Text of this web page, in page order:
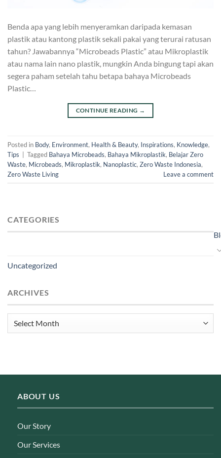
Benda apa yang lebih menyeramkan daripada kemasan
plastik atau kantong plastik sekali pakai yang terurai ratusan
tahun? Jawabannya “Microbeads Plastic” atau Mikroplastik
atau nama lain nano plastik, mungkin Anda bingung tapi akan
segera paham setelah tahu betapa bahaya Microbeads
Plastic…
CONTINUE READING →
Posted in Body, Environment, Health & Beauty, Inspirations, Knowledge,
Tips | Tagged Bahaya Microbeads, Bahaya Mikroplastik, Belajar Zero
Waste, Microbeads, Mikroplastik, Nanoplastic, Zero Waste Indonesia,
Zero Waste Living
Leave a comment
CATEGORIES
Uncategorized
ARCHIVES
Archives
ABOUT US
Our Story
Our Services